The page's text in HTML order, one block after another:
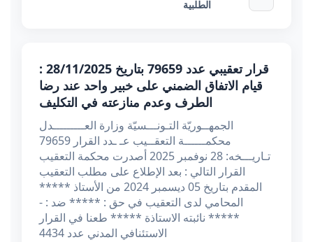
الطلبية
قرار تعقيبي عدد 79659 بتاريخ 28/11/2025 :
قيام الاتفاق الضمني على خبير واحد عند رضا
الطرف وعدم منازعته في التكليف
الجمهــوريّة التـونـــسيّة وزارة العـــــــــدل
محكمــــــة التعقــيب عـ ـدد القرار 79659
تـاريـــخه: 28 نوفمبر 2025 أصدرت محكمة التعقيب
القرار التالي : بعد الإطلاع على مطلب التعقيب
المقدم بتاريخ 05 ديسمبر 2024 من الأستاذ *****
المحامي لدى التعقيب في حق : ***** ضد : -
***** نائبته الاستاذة ***** طعنا في القرار
الاستئنافي المدني عدد 4434